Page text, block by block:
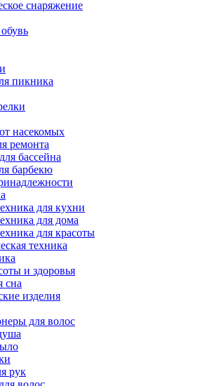
снаряжение
пикника
насекомых
ремонта
бассейна
барбекю
для кухни
для дома
для красоты
техника
и здоровья
сна
изделия
для волос
рук